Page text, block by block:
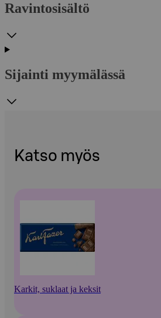
Ravintosisältö
Sijainti myymälässä
Katso myös
Karkit, suklaat ja keksit